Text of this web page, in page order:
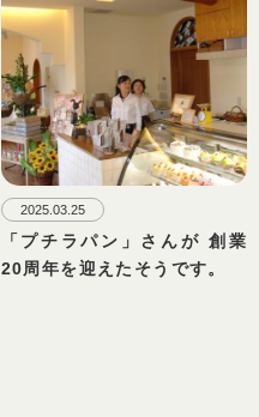
2025.03.25
「プチラパン」さんが 創業
20周年を迎えたそうです。